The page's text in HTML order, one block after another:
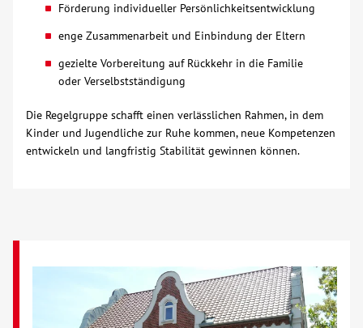
Förderung individueller Persönlichkeitsentwicklung
enge Zusammenarbeit und Einbindung der Eltern
gezielte Vorbereitung auf Rückkehr in die Familie
oder Verselbstständigung
Die Regelgruppe schafft einen verlässlichen Rahmen, in dem
Kinder und Jugendliche zur Ruhe kommen, neue Kompetenzen
entwickeln und langfristig Stabilität gewinnen können.